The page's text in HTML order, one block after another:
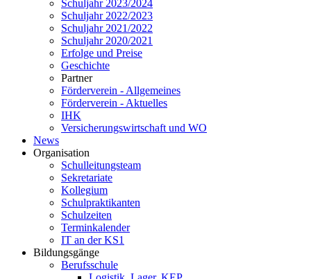
Schuljahr 2023/2024
Schuljahr 2022/2023
Schuljahr 2021/2022
Schuljahr 2020/2021
Erfolge und Preise
Geschichte
Partner
Förderverein - Allgemeines
Förderverein - Aktuelles
IHK
Versicherungswirtschaft und WO
News
Organisation
Schulleitungsteam
Sekretariate
Kollegium
Schulpraktikanten
Schulzeiten
Terminkalender
IT an der KS1
Bildungsgänge
Berufsschule